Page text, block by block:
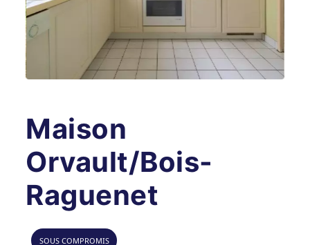
Maison
Orvault/Bois-
Raguenet
SOUS COMPROMIS